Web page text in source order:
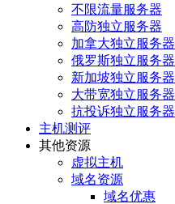
不限流量服务器
高防独立服务器
加拿大独立服务器
俄罗斯独立服务器
新加坡独立服务器
大带宽独立服务器
抗投诉独立服务器
主机测评
其他资源
虚拟主机
域名资源
域名优惠